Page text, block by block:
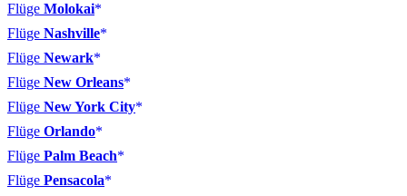
Flüge Molokai
Flüge Nashville
Flüge Newark
Flüge New Orleans
Flüge New York City
Flüge Orlando
Flüge Palm Beach
Flüge Pensacola